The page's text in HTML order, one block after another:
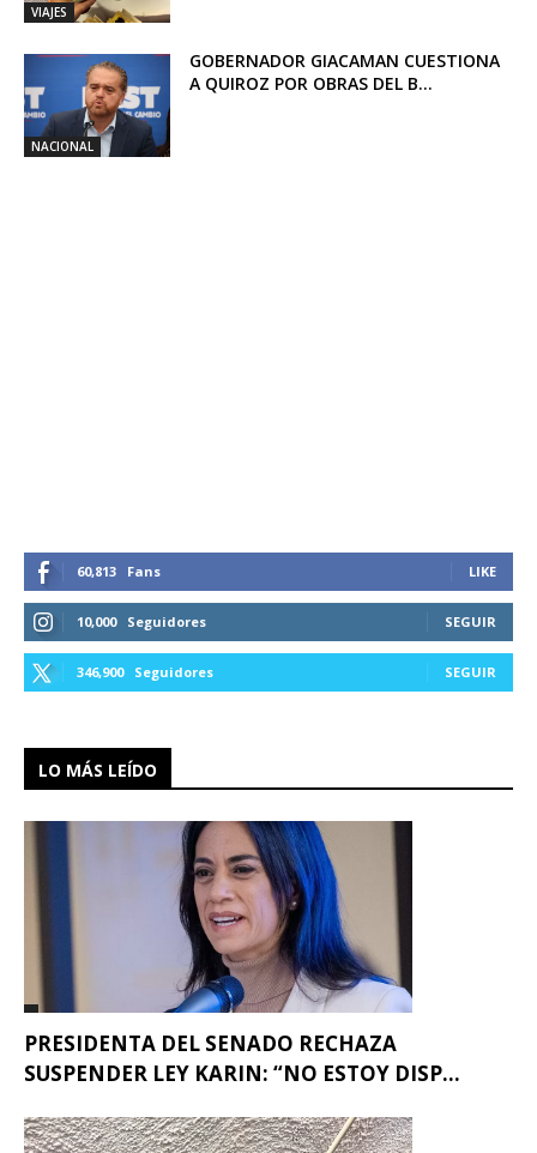
VIAJES
NACIONAL
GOBERNADOR GIACAMAN CUESTIONA
A QUIROZ POR OBRAS DEL B...
60,813 Fans LIKE
10,000 Seguidores SEGUIR
346,900 Seguidores SEGUIR
LO MÁS LEÍDO
PRESIDENTA DEL SENADO RECHAZA
SUSPENDER LEY KARIN: “NO ESTOY DISP...